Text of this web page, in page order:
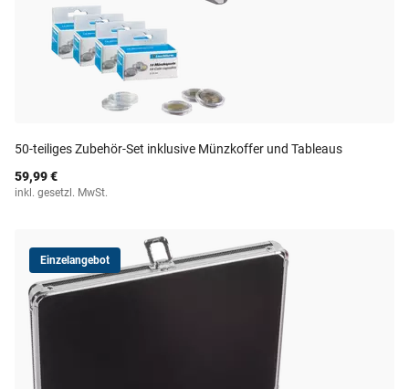
50-teiliges Zubehör-Set inklusive Münzkoffer und Tableaus
59,99 €
inkl. gesetzl. MwSt.
Einzelangebot